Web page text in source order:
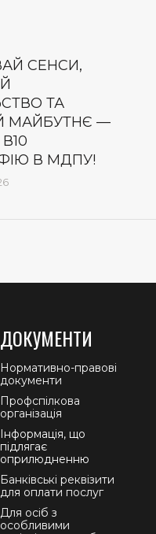
СЕНСИ,
ТА
МАЙБУТНЄ —
В МДПУ!
ДОКУМЕНТИ
Нормативно-правові
документи
Профспілкова
організація
Інформація, що
підлягає
оприлюдненню
Банківські реквізити
для оплати послуг
Для осіб з
особливими